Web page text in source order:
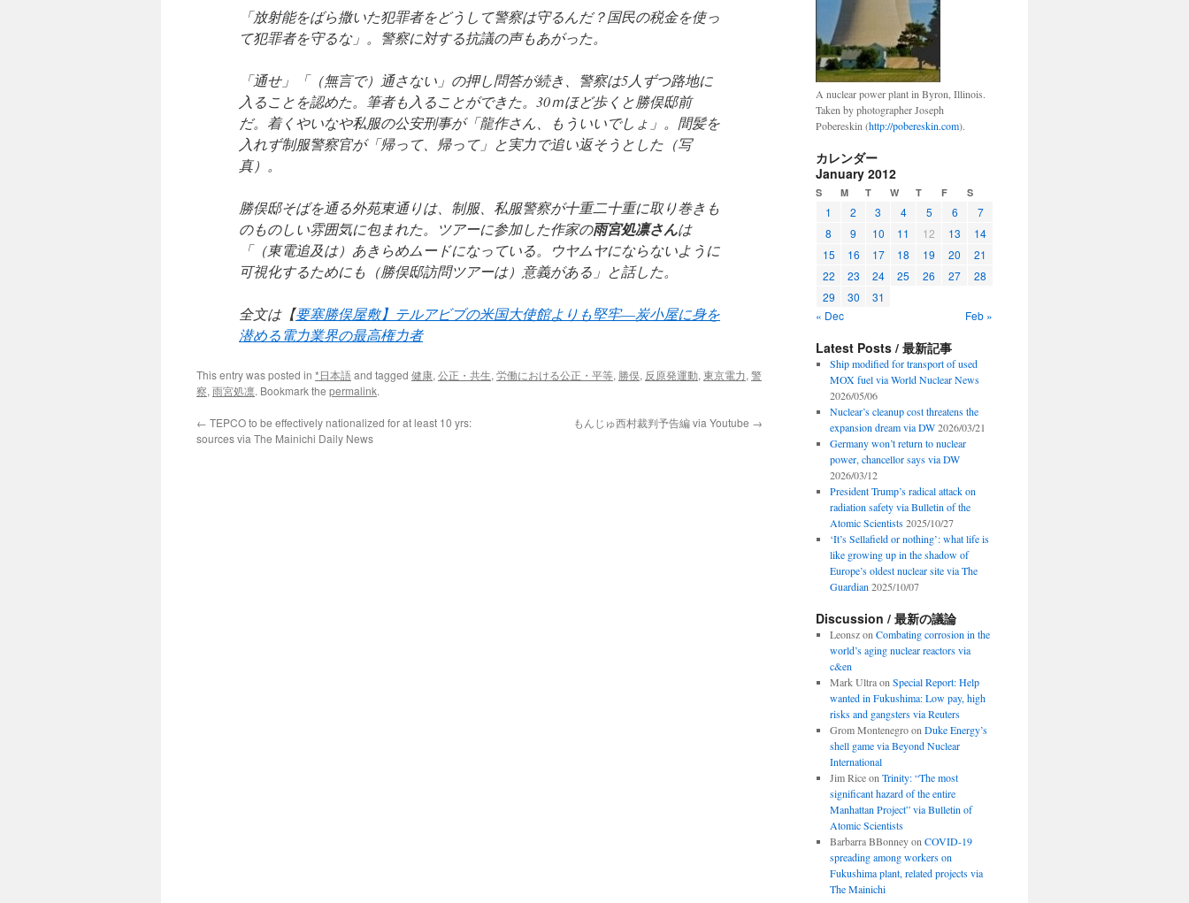
「放射能をばら撒いた犯罪者をどうして警察は守るんだ？国民の税金を使っ
て犯罪者を守るな」。警察に対する抗議の声もあがった。
「通せ」「（無言で）通さない」の押し問答が続き、警察は5人ずつ路地に
入ることを認めた。筆者も入ることができた。30ｍほど歩くと勝俣邸前
だ。着くやいなや私服の公安刑事が「龍作さん、もういいでしょ」。間髪を
入れず制服警察官が「帰って、帰って」と実力で追い返そうとした（写
真）。
勝俣邸そばを通る外苑東通りは、制服、私服警察が十重二十重に取り巻きも
のものしい雰囲気に包まれた。ツアーに参加した作家の雨宮処凛さんは
「（東電追及は）あきらめムードになっている。ウヤムヤにならないように
可視化するためにも（勝俣邸訪問ツアーは）意義がある」と話した。
全文は【要塞勝俣屋敷】テルアビブの米国大使館よりも堅牢―炭小屋に身を
潜める電力業界の最高権力者
This entry was posted in *日本語and tagged 健康, 公正・共生, 労働における公正・平等, 勝俣, 反原発運動, 東京電力, 警
察, 雨宮処凛. Bookmark the permalink.
← TEPCO to be effectively nationalized for at least 10 yrs:
sources via The Mainichi Daily News
もんじゅ西村裁判予告編 via Youtube →
A nuclear power plant in Byron, Illinois.
Taken by photographer Joseph
Pobereskin (http://pobereskin.com).
カレンダー
January 2012
S M T W T F S
1 2 3 4 5 6
7
8
9 10 11 12 13
14
15
16 17 18 19 20
21
22
23 24 25 26 27
28
29
30
31
« Dec
Feb »
Latest Posts / 最新記事
Ship modified for transport of used
MOX fuel via World Nuclear News
2026/05/06
Nuclear’s cleanup cost threatens the
expansion dream via DW 2026/03/21
Germany won’t return to nuclear
power, chancellor says via DW
2026/03/12
President Trump’s radical attack on
radiation safety via Bulletin of the
Atomic Scientists 2025/10/27
‘It’s Sellafield or nothing’: what life is
like growing up in the shadow of
Europe’s oldest nuclear site via The
Guardian 2025/10/07
Discussion / 最新の議論
Leonszon Combating corrosion in the
world’s aging nuclear reactors via
c&en
Mark Ultraon Special Report: Help
wanted in Fukushima: Low pay, high
risks and gangsters via Reuters
Grom Montenegroon Duke Energy’s
shell game via Beyond Nuclear
International
Jim Riceon Trinity: “The most
significant hazard of the entire
Manhattan Project” via Bulletin of
Atomic Scientists
Barbarra BBonneyon COVID-19
spreading among workers on
Fukushima plant, related projects via
The Mainichi